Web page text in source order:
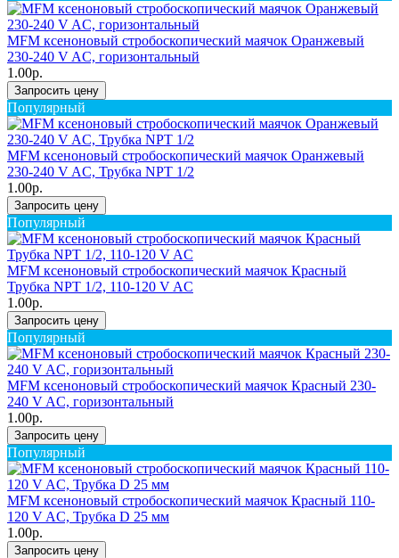
MFM ксеноновый стробоскопический маячок Оранжевый
230-240 V AC, горизонтальный
1.00р.
Запросить цену
Популярный
MFM ксеноновый стробоскопический маячок Оранжевый
230-240 V AC, Трубка NPT 1/2
1.00р.
Запросить цену
Популярный
MFM ксеноновый стробоскопический маячок Красный
Трубка NPT 1/2, 110-120 V AC
1.00р.
Запросить цену
Популярный
MFM ксеноновый стробоскопический маячок Красный 230-
240 V AC, горизонтальный
1.00р.
Запросить цену
Популярный
MFM ксеноновый стробоскопический маячок Красный 110-
120 V AC, Трубка D 25 мм
1.00р.
Запросить цену